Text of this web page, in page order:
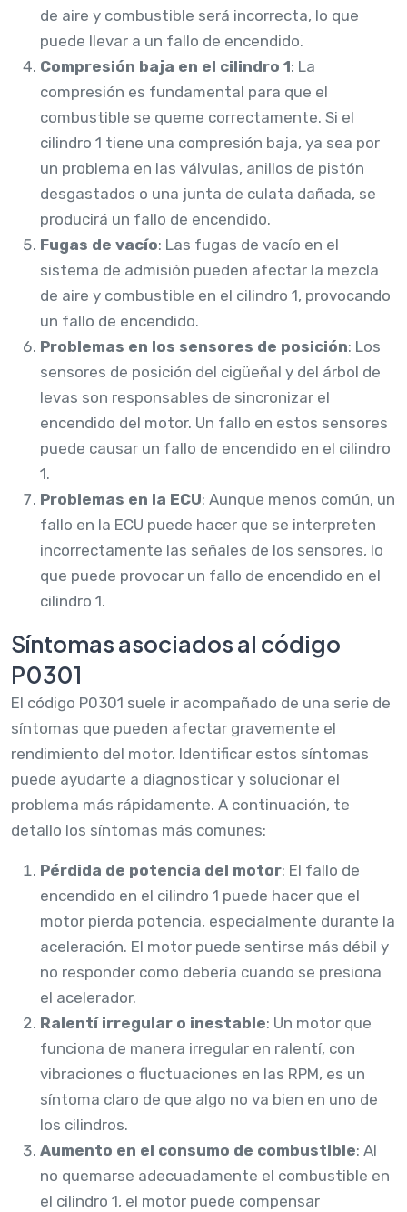
de aire y combustible será incorrecta, lo que
puede llevar a un fallo de encendido.
Compresión baja en el cilindro 1: La
compresión es fundamental para que el
combustible se queme correctamente. Si el
cilindro 1 tiene una compresión baja, ya sea por
un problema en las válvulas, anillos de pistón
desgastados o una junta de culata dañada, se
producirá un fallo de encendido.
Fugas de vacío: Las fugas de vacío en el
sistema de admisión pueden afectar la mezcla
de aire y combustible en el cilindro 1, provocando
un fallo de encendido.
Problemas en los sensores de posición: Los
sensores de posición del cigüeñal y del árbol de
levas son responsables de sincronizar el
encendido del motor. Un fallo en estos sensores
puede causar un fallo de encendido en el cilindro
1.
Problemas en la ECU: Aunque menos común, un
fallo en la ECU puede hacer que se interpreten
incorrectamente las señales de los sensores, lo
que puede provocar un fallo de encendido en el
cilindro 1.
Síntomas asociados al código
P0301
El código P0301 suele ir acompañado de una serie de
síntomas que pueden afectar gravemente el
rendimiento del motor. Identificar estos síntomas
puede ayudarte a diagnosticar y solucionar el
problema más rápidamente. A continuación, te
detallo los síntomas más comunes:
Pérdida de potencia del motor: El fallo de
encendido en el cilindro 1 puede hacer que el
motor pierda potencia, especialmente durante la
aceleración. El motor puede sentirse más débil y
no responder como debería cuando se presiona
el acelerador.
Ralentí irregular o inestable: Un motor que
funciona de manera irregular en ralentí, con
vibraciones o fluctuaciones en las RPM, es un
síntoma claro de que algo no va bien en uno de
los cilindros.
Aumento en el consumo de combustible: Al
no quemarse adecuadamente el combustible en
el cilindro 1, el motor puede compensar